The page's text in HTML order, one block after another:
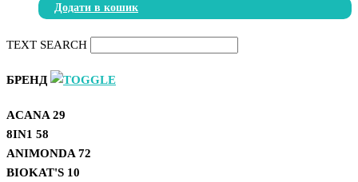
Додати в кошик
TEXT SEARCH
БРЕНД
ACANA 29
8IN1 58
ANIMONDA 72
BIOKAT'S 10